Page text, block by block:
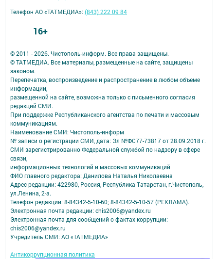
© 2011 - 2026. Чистополь-информ. Все права защищены.
© ТАТМЕДИА. Все материалы, размещенные на сайте, защищены
законом.
Перепечатка, воспроизведение и распространение в любом объеме
информации,
размещенной на сайте, возможна только с письменного согласия
редакций СМИ.
При поддержке Республиканского агентства по печати и массовым
коммуникациям.
Наименование СМИ: Чистополь-информ
№ записи о регистрации СМИ, дата: Эл №ФС77-73817 от 28.09.2018 г.
СМИ зарегистрированно Федеральной службой по надзору в сфере
связи,
информационных технологий и массовых коммуникаций
ФИО главного редактора: Данилова Наталья Николаевна
Адрес редакции: 422980, Россия, Республика Татарстан, г.Чистополь,
ул.Ленина, 2-а.
Телефон редакции: 8-84342-5-10-60; 8-84342-5-10-57 (РЕКЛАМА).
Электронная почта редакции: chis2006@yandex.ru
Электронная почта для сообщений о фактах коррупции:
chis2006@yandex.ru
Учредитель СМИ: АО «ТАТМЕДИА»
Антикоррупционная политика
Телефон АО «ТАТМЕДИА»:(843) 222 09 84
16+